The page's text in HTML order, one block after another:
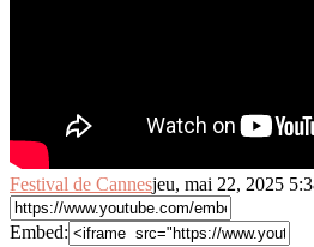
Festival de Cannesjeu, mai 22, 2025
Embed: